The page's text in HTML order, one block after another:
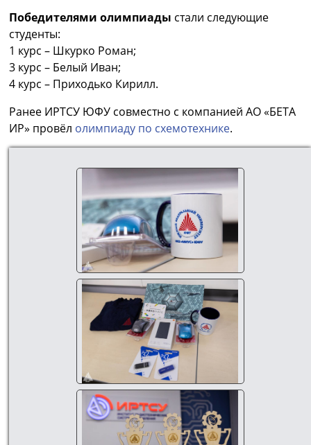
Победителями олимпиады стали следующие
студенты:
1 курс – Шкурко Роман;
3 курс – Белый Иван;
4 курс – Приходько Кирилл.
Ранее ИРТСУ ЮФУ совместно с компанией АО «БЕТА
ИР» провёл олимпиаду по схемотехнике.